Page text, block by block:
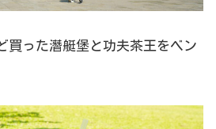
買った潛艇堡と功夫茶王をベン